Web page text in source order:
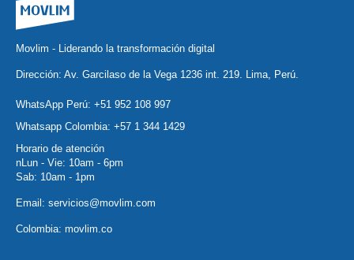
Movlim - Liderando la transformación digital
Dirección: Av. Garcilaso de la Vega 1236 int. 219. Lima, Perú.
WhatsApp Perú: +51 952 108 997
Whatsapp Colombia: +57 1 344 1429
Horario de atención
nLun - Vie: 10am - 6pm
Sab: 10am - 1pm
Email: servicios@movlim.com
Colombia: movlim.co